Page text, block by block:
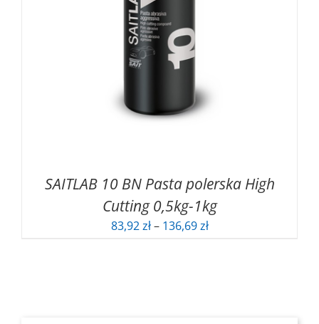
SAITLAB 10 BN Pasta polerska High
Cutting 0,5kg-1kg
83,92zł – 136,69złZakres